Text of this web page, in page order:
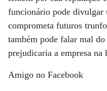
funcionário pode divulgar
comprometa futuros
também pode falar mal
prejudicaria a empresa na
Amigo no Facebook